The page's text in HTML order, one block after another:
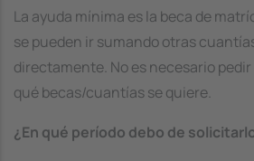
La ayuda mínima es la beca de
se pueden ir sumando otras
directamente. No es necesario
qué becas/cuantías se quiere.
¿En qué período debo de